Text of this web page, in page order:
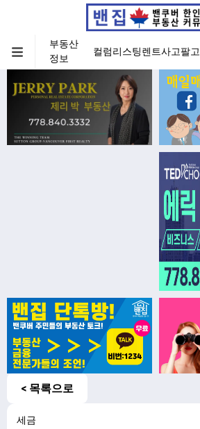
부동산
정보
컬럼리스팅렌트사고팔고
< 목록으로
세금